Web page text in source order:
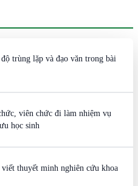
trùng lặp và đạo văn trong bài
viên chức đi làm nhiệm vụ
học sinh
thuyết minh nghiên cứu khoa